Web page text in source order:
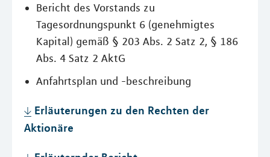
Bericht des Vorstands zu
Tagesordnungspunkt 6 (genehmigtes
Kapital) gemäß § 203 Abs. 2 Satz 2, § 186
Abs. 4 Satz 2 AktG
Anfahrtsplan und -beschreibung
Erläuterungen zu den Rechten der
Aktionäre